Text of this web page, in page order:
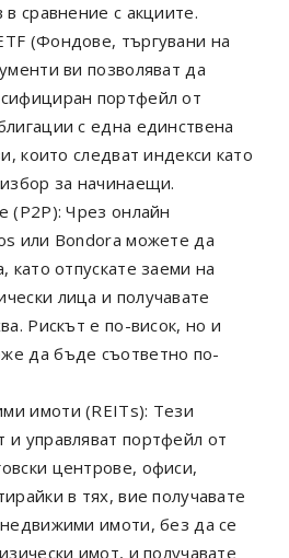
в сравнение с акциите.
(Фондове, търгувани на
ви позволяват да
портфейл от
с една единствена
които следват индекси като
за начинаещи.
(P2P): Чрез онлайн
или Bondora можете да
като отпускате заеми на
лица и получавате
Рискът е по-висок, но и
да бъде съответно по-
имоти (REITs): Тези
и управляват портфейл от
центрове, офиси,
в тях, вие получавате
имоти, без да се
имот, и получавате